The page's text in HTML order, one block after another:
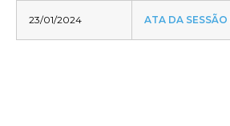
23/01/2024 ATA DA